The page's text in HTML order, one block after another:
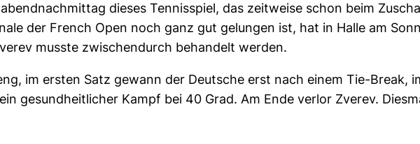
dieses Tennisspiel, das zeitweise schon beim
der French Open noch ganz gut gelungen ist, hat in Halle am
musste zwischendurch behandelt werden.
im ersten Satz gewann der Deutsche erst nach einem Tie-Break,
gesundheitlicher Kampf bei 40 Grad. Am Ende verlor Zverev.